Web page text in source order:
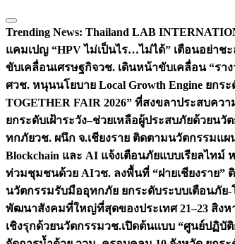
Trending News: Thailand LAB
แคมเปญ “HPV ไม่เป็นไร…ไม่ได้” เตือนอย่าช
ขับเคลื่อนเศรษฐกิจวช. เดินหน้าขับเคลื่อน “รา
ศวช. หนุนนโยบาย Local Growth Engine ยก
TOGETHER FAIR 2026” ที่สงขลาประสบคว
ยกระดับเฝ้าระวัง–ช่วยเหลือผู้ประสบภัยด้วยนวั
ทกภัยวช. ผนึก จ.เชียงราย ติดตามนวัตกรรมแ
Blockchain และ AI แจ้งเตือนภัยแบบเรียลไ
ท่วมชุมชนด้วย AIวช. ลงพื้นที่ “ฝายเชียงราย
นวัตกรรมรับมืออุทกภัย ยกระดับระบบเตือนภั
พัฒนาสังคมที่ใหญ่ที่สุดของประเทศ 21–23 สิง
เชิงรุกด้วยนวัตกรรมวช.เปิดต้นแบบ “ศูนย์ปฏิบั